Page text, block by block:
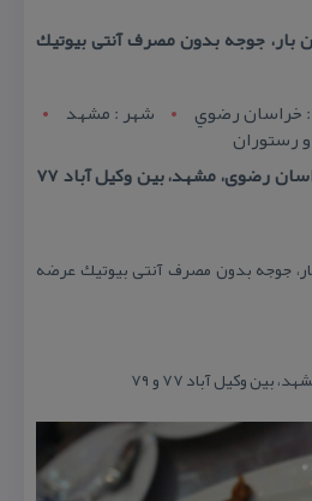
بار، جوجه بدون مصرف آنتی بیوتیك
خراسان رضوي شهر : مشهد
رستوران
آدرس : ایران، استان خراسان رضوی، مشهد، بین وكیل آباد ۷۷
جوجه بدون مصرف آنتی بیوتیك عرضه
وكیل آباد ۷۷ و ۷۹